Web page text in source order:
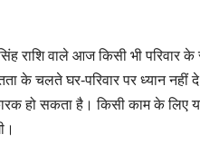
राशि वाले आज किसी भी परिवार के
के चलते घर-परिवार पर ध्यान
हो सकता है। किसी काम के लिए